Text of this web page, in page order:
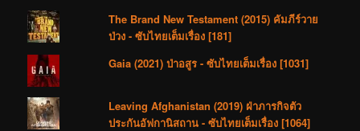
The Brand New Testament (2015) คัมภีร์วาย
ป่วง - ซับไทยเต็มเรื่อง [181]
Gaia (2021) ป่าอสูร - ซับไทยเต็มเรื่อง [1031]
Leaving Afghanistan (2019) ฝ่าภารกิจตัว
ประกันอัฟกานิสถาน - ซับไทยเต็มเรื่อง [1064]